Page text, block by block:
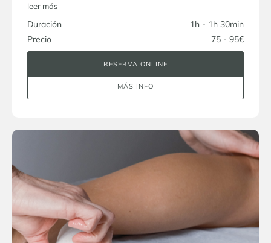
leer más
Duración
1h - 1h 30min
Precio
75 - 95€
RESERVA ONLINE
MÁS INFO